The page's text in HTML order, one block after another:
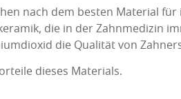
nach dem besten Material
die in der Zahnmedizin
die Qualität von
dieses Materials.